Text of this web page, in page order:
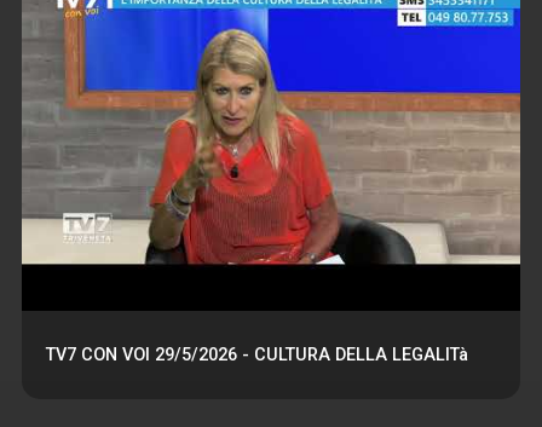
TV7 CON VOI 29/5/2026 - CULTURA DELLA LEGALITà